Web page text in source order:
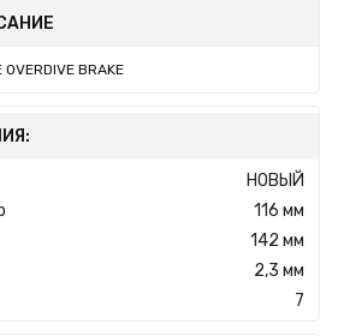
BRAKE
НОВЫЙ
116 мм
142 мм
2,3 мм
7